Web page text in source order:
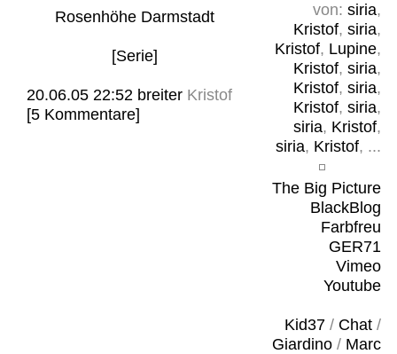
von: siria,
Kristof, siria,
Kristof, Lupine,
Kristof, siria,
Kristof, siria,
Kristof, siria,
siria, Kristof,
siria, Kristof, ...
The Big Picture
BlackBlog
Farbfreu
GER71
Vimeo
Youtube
Kid37/ Chat/
Giardino/ Marc
Rosenhöhe Darmstadt
[Serie]
20.06.05 22:52 breiter Kristof
[5 Kommentare]